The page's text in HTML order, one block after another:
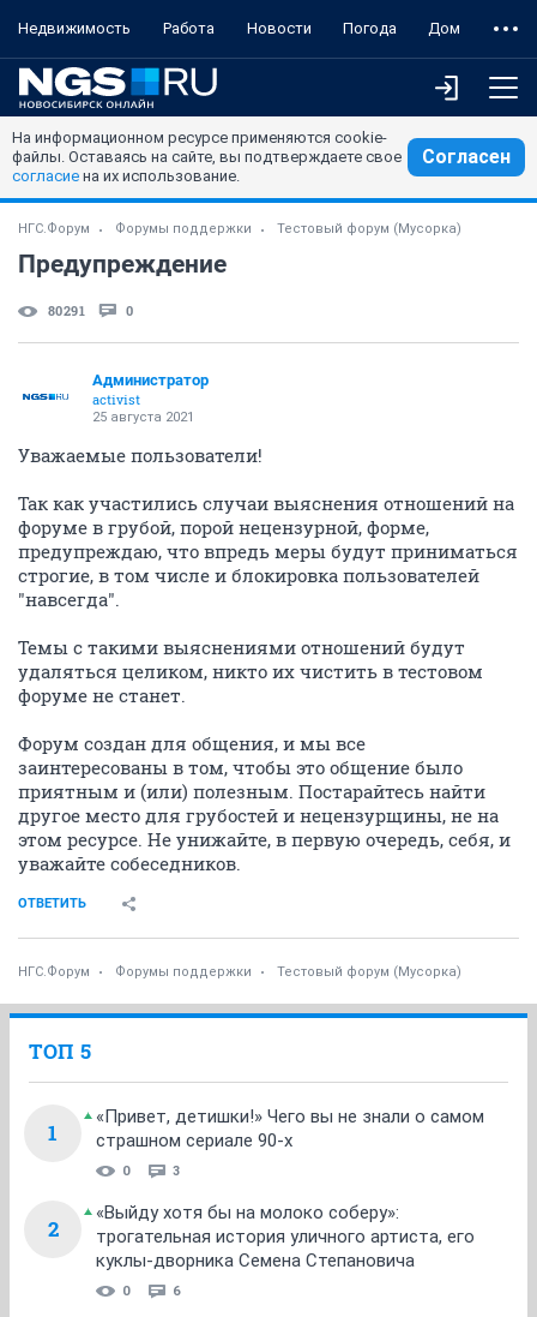
Недвижимость Работа Новости Погода Дом
На информационном ресурсе применяются cookie-
файлы. Оставаясь на сайте, вы подтверждаете свое
согласие на их использование.
Согласен
НГС.Форум Форумы поддержки Тестовый форум (Мусорка)
Предупреждение
80291 0
Администратор
activist
25 августа 2021
Уважаемые пользователи!
Так как участились случаи выяснения отношений на
форуме в грубой, порой нецензурной, форме,
предупреждаю, что впредь меры будут приниматься
строгие, в том числе и блокировка пользователей
"навсегда".
Темы с такими выяснениями отношений будут
удаляться целиком, никто их чистить в тестовом
форуме не станет.
Форум создан для общения, и мы все
заинтересованы в том, чтобы это общение было
приятным и (или) полезным. Постарайтесь найти
другое место для грубостей и нецензурщины, не на
этом ресурсе. Не унижайте, в первую очередь, себя, и
уважайте собеседников.
ОТВЕТИТЬ
НГС.Форум Форумы поддержки Тестовый форум (Мусорка)
ТОП 5
1
«Привет, детишки!» Чего вы не знали о самом
страшном сериале 90-х
0 3
2
«Выйду хотя бы на молоко соберу»:
трогательная история уличного артиста, его
куклы-дворника Семена Степановича
0 6